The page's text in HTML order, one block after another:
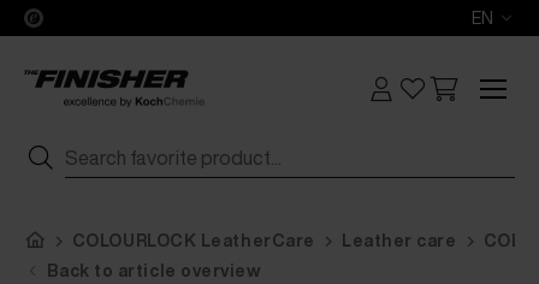
EN
COLOURLOCK LeatherCare Leather care
Back to article overview